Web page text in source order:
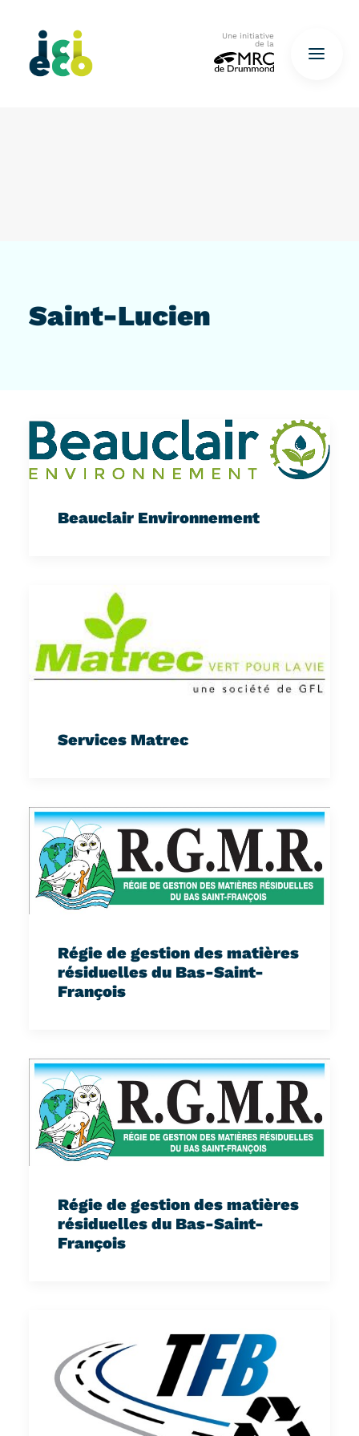
Une initiative
de la
Saint-Lucien
Beauclair Environnement
Services Matrec
Régie de gestion des matières
résiduelles du Bas-Saint-
François
Régie de gestion des matières
résiduelles du Bas-Saint-
François